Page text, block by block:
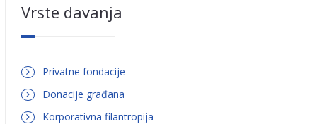
Vrste davanja
Privatne fondacije
Donacije građana
Korporativna filantropija